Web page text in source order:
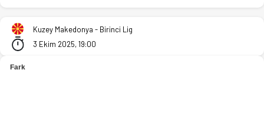
KK MZT Skopje - Madzari 77-70 bitti. İstatistikler, puan
Kuzey Makedonya - Birinci Lig
3 Ekim 2025, 19:00